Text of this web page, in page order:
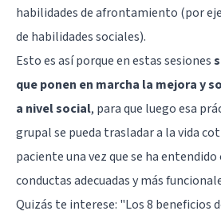
habilidades de afrontamiento (por
de habilidades sociales).
Esto es así porque en estas sesiones
que ponen en marcha la mejora y
a nivel social, para que luego esa
grupal se pueda trasladar a la vida
paciente una vez que se ha entendido
conductas adecuadas y más
Quizás te interese: "Los 8 beneficios